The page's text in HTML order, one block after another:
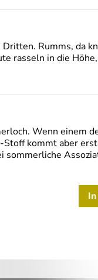
Dritten. Rumms, da
rasseln in die
Wenn einem
Stoff kommt aber
sommerliche